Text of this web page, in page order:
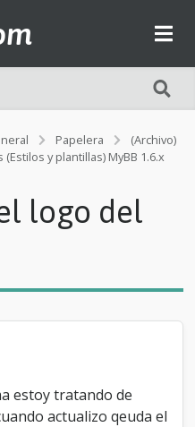
Papelera
(Archivo)
y plantillas) MyBB 1.6.x
logo del
estoy tratando de
actualizo qeuda el